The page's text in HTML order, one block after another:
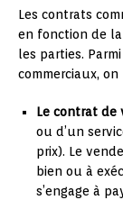
Les contrats
en fonction de
les parties.
commerciaux,
Le contrat de
ou d’un
prix). Le
bien ou à
s’engage à